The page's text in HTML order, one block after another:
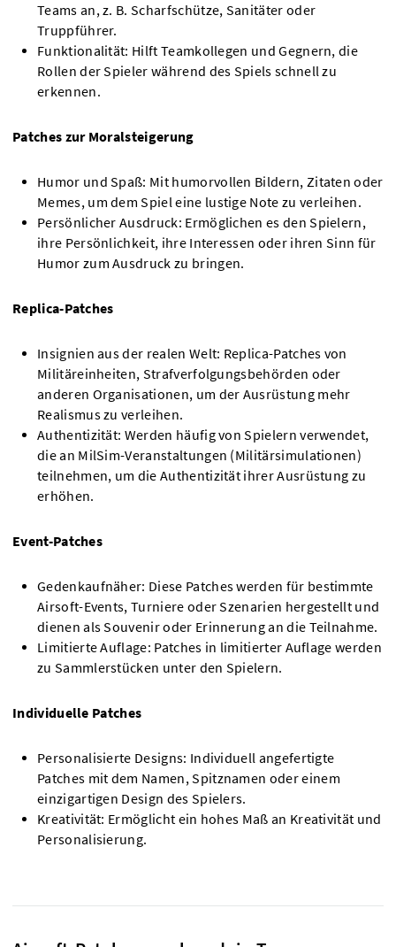
Teams an, z. B. Scharfschütze, Sanitäter oder
Truppführer.
Funktionalität: Hilft Teamkollegen und Gegnern, die
Rollen der Spieler während des Spiels schnell zu
erkennen.
Patches zur Moralsteigerung
Humor und Spaß: Mit humorvollen Bildern, Zitaten oder
Memes, um dem Spiel eine lustige Note zu verleihen.
Persönlicher Ausdruck: Ermöglichen es den Spielern,
ihre Persönlichkeit, ihre Interessen oder ihren Sinn für
Humor zum Ausdruck zu bringen.
Replica-Patches
Insignien aus der realen Welt: Replica-Patches von
Militäreinheiten, Strafverfolgungsbehörden oder
anderen Organisationen, um der Ausrüstung mehr
Realismus zu verleihen.
Authentizität: Werden häufig von Spielern verwendet,
die an MilSim-Veranstaltungen (Militärsimulationen)
teilnehmen, um die Authentizität ihrer Ausrüstung zu
erhöhen.
Event-Patches
Gedenkaufnäher: Diese Patches werden für bestimmte
Airsoft-Events, Turniere oder Szenarien hergestellt und
dienen als Souvenir oder Erinnerung an die Teilnahme.
Limitierte Auflage: Patches in limitierter Auflage werden
zu Sammlerstücken unter den Spielern.
Individuelle Patches
Personalisierte Designs: Individuell angefertigte
Patches mit dem Namen, Spitznamen oder einem
einzigartigen Design des Spielers.
Kreativität: Ermöglicht ein hohes Maß an Kreativität und
Personalisierung.